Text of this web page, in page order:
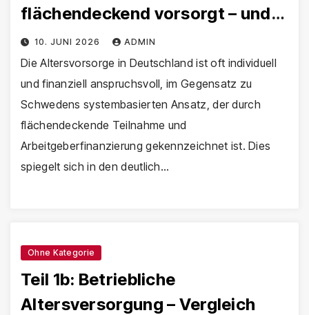
flächendeckend vorsorgt – und
Deutschland hinterherhinkt!
10. JUNI 2026 ADMIN
Die Altersvorsorge in Deutschland ist oft individuell
und finanziell anspruchsvoll, im Gegensatz zu
Schwedens systembasierten Ansatz, der durch
flächendeckende Teilnahme und
Arbeitgeberfinanzierung gekennzeichnet ist. Dies
spiegelt sich in den deutlich…
Ohne Kategorie
Teil 1b: Betriebliche
Altersversorgung – Vergleich